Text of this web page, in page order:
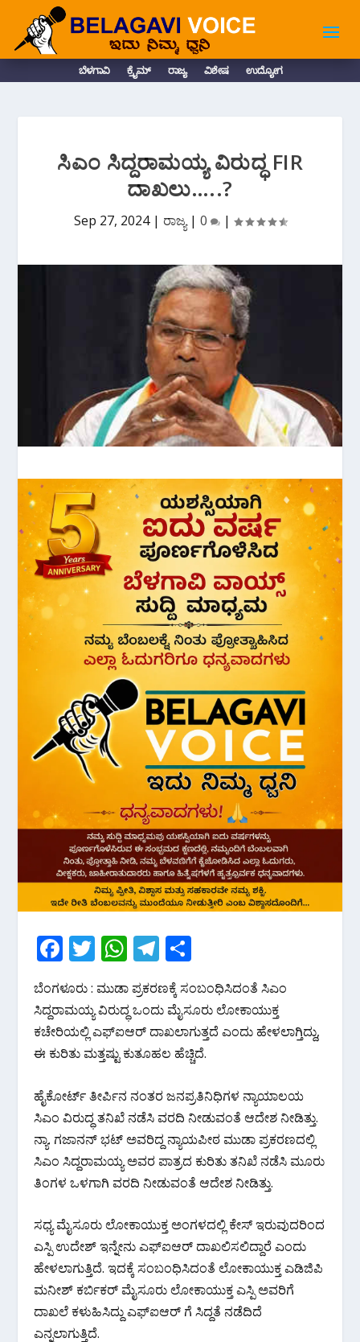
ಬೆಳಗಾವಿ ಕ್ರೈಮ್ ರಾಜ್ಯ ವಿಶೇಷ ಉದ್ಯೋಗ
ಸಿಎಂ ಸಿದ್ದರಾಮಯ್ಯ ವಿರುದ್ಧ FIR
ದಾಖಲು…..?
Sep 27, 2024| ರಾಜ್ಯ| 0 |
F
ac
e
b
o
k
T
w
itt
er
W
h
at
s
A
p
T
el
e
gr
a
ar
e
ಬೆಂಗಳೂರು : ಮುಡಾ‌ ಪ್ರಕರಣಕ್ಕೆ ಸಂಬಂಧಿಸಿದಂತೆ ಸಿಎಂ
ಸಿದ್ದರಾಮಯ್ಯ ವಿರುದ್ಧ ಒಂದು ಮೈಸೂರು ಲೋಕಾಯುಕ್ತ
ಕಚೇರಿಯಲ್ಲಿ ಎಫ್ಐಆರ್ ದಾಖಲಾಗುತ್ತದೆ ಎಂದು ಹೇಳಲಾಗ್ತಿದ್ದು,
ಈ ಕುರಿತು ಮತ್ತಷ್ಟು ಕುತೂಹಲ ಹೆಚ್ಚಿದೆ.
ಹೈಕೋರ್ಟ್ ತೀರ್ಪಿನ ನಂತರ ಜನಪ್ರತಿನಿಧಿಗಳ ನ್ಯಾಯಾಲಯ‌
ಸಿಎಂ ವಿರುದ್ಧ ತನಿಖೆ ನಡೆಸಿ ವರದಿ ನೀಡುವಂತೆ ಆದೇಶ ನೀಡಿತ್ತು.
ನ್ಯಾ. ಗಜಾನನ್ ಭಟ್ ಅವರಿದ್ದ ನ್ಯಾಯಪೀಠ ಮುಡಾ ಪ್ರಕರಣದಲ್ಲಿ
ಸಿಎಂ ಸಿದ್ದರಾಮಯ್ಯ ಅವರ ಪಾತ್ರದ ಕುರಿತು ತನಿಖೆ ನಡೆಸಿ ಮೂರು
ತಿಂಗಳ‌ ಒಳಗಾಗಿ ವರದಿ ನೀಡುವಂತೆ ಆದೇಶ ನೀಡಿತ್ತು.
ಸಧ್ಯ ಮೈಸೂರು ಲೋಕಾಯುಕ್ತ ಅಂಗಳದಲ್ಲಿ ಕೇಸ್ ಇರುವುದರಿಂದ
ಎಸ್ಪಿ ಉದೇಶ್ ಇನ್ನೇನು ಎಫ್ಐಆರ್ ದಾಖಲಿಸಲಿದ್ದಾರೆ ಎಂದು
ಹೇಳಲಾಗುತ್ತಿದೆ.‌ ಇದಕ್ಕೆ ಸಂಬಂಧಿಸಿದಂತೆ ಲೋಕಾಯುಕ್ತ ಎಡಿಜಿಪಿ
ಮನೀಶ್ ಕರ್ಬಿಕರ್ ಮೈಸೂರು ಲೋಕಾಯುಕ್ತ ಎಸ್ಪಿ ಅವರಿಗೆ
ದಾಖಲೆ ಕಳುಹಿಸಿದ್ದು ಎಫ್ಐಆರ್ ಗೆ ಸಿದ್ದತೆ ನಡೆದಿದೆ
ಎನ್ನಲಾಗುತ್ತಿದೆ.